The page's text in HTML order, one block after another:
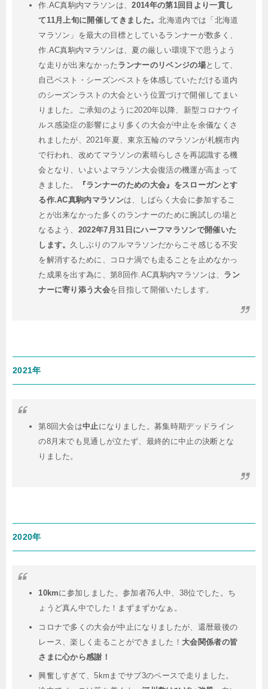
作.AC真駒内マラソンは、2014年の第1回目より一貫し
て11月上旬に開催してきました。北海道内では「北海道
マラソン」を最大の目標としているランナーが数多く、
作.AC真駒内マラソンは、夏の厳しい環境下で思うよう
な走りが出来なかったランナーのリベンジの場として、
自己ベスト・シーズンベストを体感していただける道内
のシーズンラストの大会という位置づけで開催してまい
りました。ご承知のように2020年以降、新型コロナウイ
ルス感染症の影響により多くの大会が中止を余儀なくさ
れましたが、2021年夏、東京五輪のマラソンが札幌市内
で行われ、改めてマラソンの素晴らしさを再認識する機
会となり、いよいよマラソン大会復活の機運が高まって
きました。
『ランナーのための大会』をスローガンとす
る作.AC真駒内マラソンは、しばらく大会に参加するこ
とが出来なかった多くのランナーのために腕試しの場と
なるよう、 2022年7月31日にハーフマラソンで開催いた
します。 久しぶりのフルマラソンだからこそ感じる不安
を解消するために、コロナ渦でも走ることを止めなかっ
た成果を出す為に、第8回作.AC真駒内マラソンは、 ラン
ナーに寄り添う大会を目指して開催いたします。
2021年
第8回大会は中止になりました。募集時期デッドライン
の8月末でも見通しが立たず、最終的に中止の決断とな
りました。
2020年
10kmに参加しました。参加者76人中、38位でした。ち
ょうど真ん中でした！まずまずかなぁ。
コロナで多くの大会が中止になりましたが、還暦最後の
レース、楽しく走ることができました！ 大会関係者の皆
さまに心から感謝！
興奮しすぎて、5kmまでサブ3のペースで走りました。